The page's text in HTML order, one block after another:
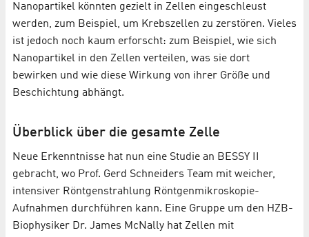
Nanopartikel könnten gezielt in Zellen eingeschleust
werden, zum Beispiel, um Krebszellen zu zerstören. Vieles
ist jedoch noch kaum erforscht: zum Beispiel, wie sich
Nanopartikel in den Zellen verteilen, was sie dort
bewirken und wie diese Wirkung von ihrer Größe und
Beschichtung abhängt.
Überblick über die gesamte Zelle
Neue Erkenntnisse hat nun eine Studie an BESSY II
gebracht, wo Prof. Gerd Schneiders Team mit weicher,
intensiver Röntgenstrahlung Röntgenmikroskopie-
Aufnahmen durchführen kann. Eine Gruppe um den HZB-
Biophysiker Dr. James McNally hat Zellen mit